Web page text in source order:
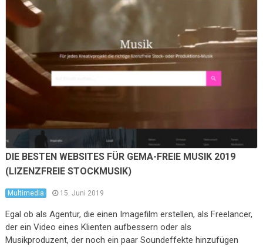
DIE BESTEN WEBSITES FÜR GEMA-FREIE MUSIK 2019
(LIZENZFREIE STOCKMUSIK)
Multimedia 15. Juni 2019
Egal ob als Agentur, die einen Imagefilm erstellen, als Freelancer,
der ein Video eines Klienten aufbessern oder als
Musikproduzent, der noch ein paar Soundeffekte hinzufügen